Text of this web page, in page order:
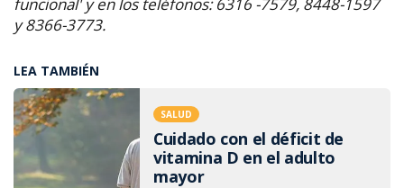
y 8366-3773.
LEA TAMBIÉN
SALUD
Cuidado con el déficit de
vitamina D en el adulto
mayor